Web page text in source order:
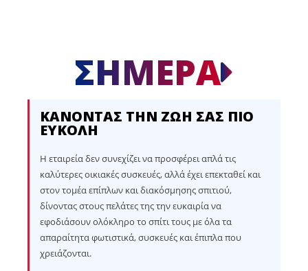
ΣΗΜΕΡΑ
ΚΑΝΟΝΤΑΣ ΤΗΝ ΖΩΗ ΣΑΣ ΠΙΟ
ΕΥΚΟΛΗ
Η εταιρεία δεν συνεχίζει να προσφέρει απλά τις
καλύτερες οικιακές συσκευές, αλλά έχει επεκταθεί και
στον τομέα επίπλων και διακόσμησης σπιτιού,
δίνοντας στους πελάτες της την ευκαιρία να
εφοδιάσουν ολόκληρο το σπίτι τους με όλα τα
απαραίτητα φωτιστικά, συσκευές και έπιπλα που
χρειάζονται.